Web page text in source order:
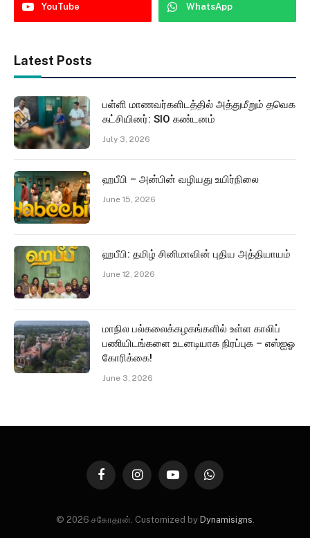
YouTube WhatsApp
Latest Posts
பள்ளி மாணவர்களிடத்தில் அத்துமீறும் தவெக
கட்சியினர்: SIO கண்டனம்
July 3, 2026
ஹபீபி – அன்பின் வழியது உயிர்நிலை
June 15, 2026
ஹபீபி: தமிழ் சினிமாவின் புதிய அத்தியாயம்
June 12, 2026
மாநில பல்கலைக்கழகங்களில் உள்ள காலிப்
பணியிடங்களை உடனடியாக நிரப்புக – எஸ்ஐஓ
கோரிக்கை!
June 3, 2026
FacebookInstagramYouTubeWhatsApp
© 2026 சகோதரன். Customized by Dynamisigns